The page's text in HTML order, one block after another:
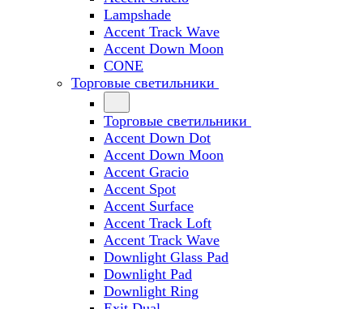
Lampshade
Accent Track Wave
Accent Down Moon
CONE
Торговые светильники
Торговые светильники
Accent Down Dot
Accent Down Moon
Accent Gracio
Accent Spot
Accent Surface
Accent Track Loft
Accent Track Wave
Downlight Glass Pad
Downlight Pad
Downlight Ring